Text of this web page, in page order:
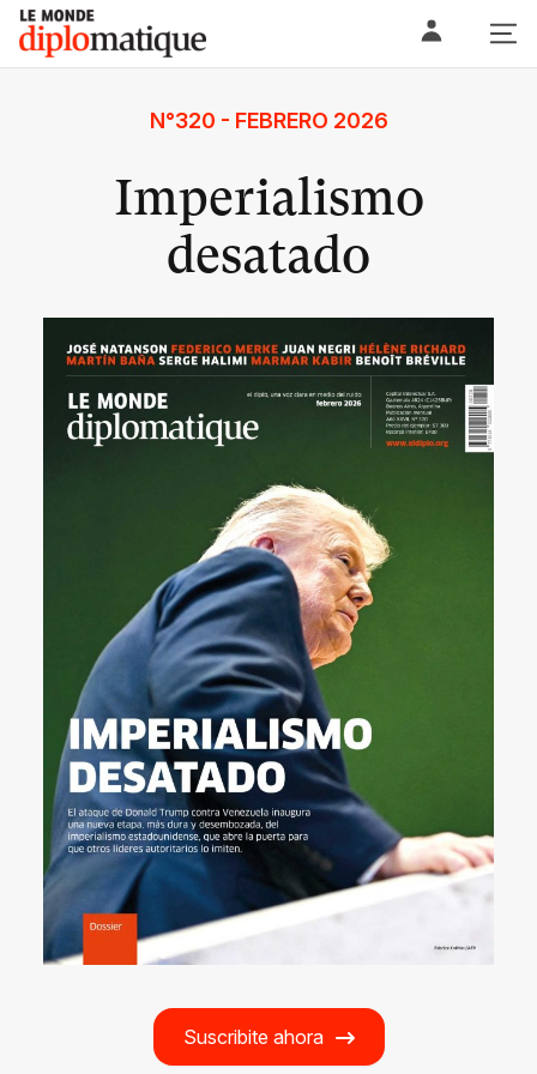
Skip
content
Le monde diplomatique
N°320 - FEBRERO 2026
Imperialismo
desatado
Suscribite ahora